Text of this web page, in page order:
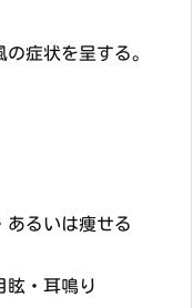
症状を呈する。
るいは痩せる
・耳鳴り